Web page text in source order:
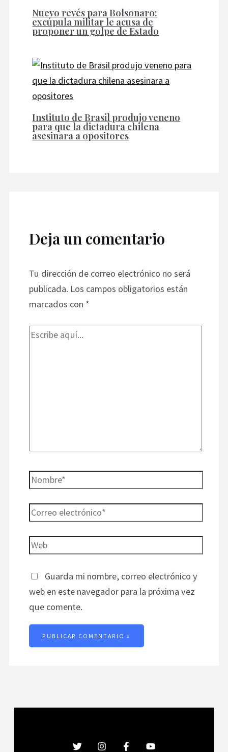
Nuevo revés para Bolsonaro:
excúpula militar le acusa de
proponer un golpe de Estado
Instituto de Brasil produjo veneno
para que la dictadura chilena
asesinara a opositores
Deja un comentario
Tu dirección de correo electrónico no será
publicada. Los campos obligatorios están
marcados con *
Guarda mi nombre, correo electrónico y
web en este navegador para la próxima vez
que comente.